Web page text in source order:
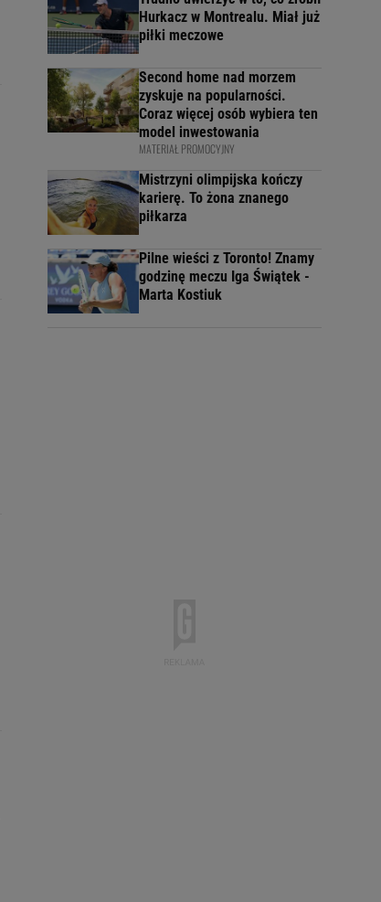
Hurkacz w Montrealu. Miał już
piłki meczowe
Second home nad morzem
zyskuje na popularności.
Coraz więcej osób wybiera ten
model inwestowania
MATERIAŁ PROMOCYJNY
Mistrzyni olimpijska kończy
karierę. To żona znanego
piłkarza
Pilne wieści z Toronto! Znamy
godzinę meczu Iga Świątek -
Marta Kostiuk